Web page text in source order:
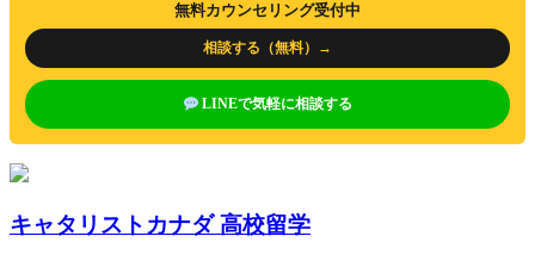
無料カウンセリング受付中
相談する（無料）→
LINEで気軽に相談する
キャタリストカナダ 高校留学